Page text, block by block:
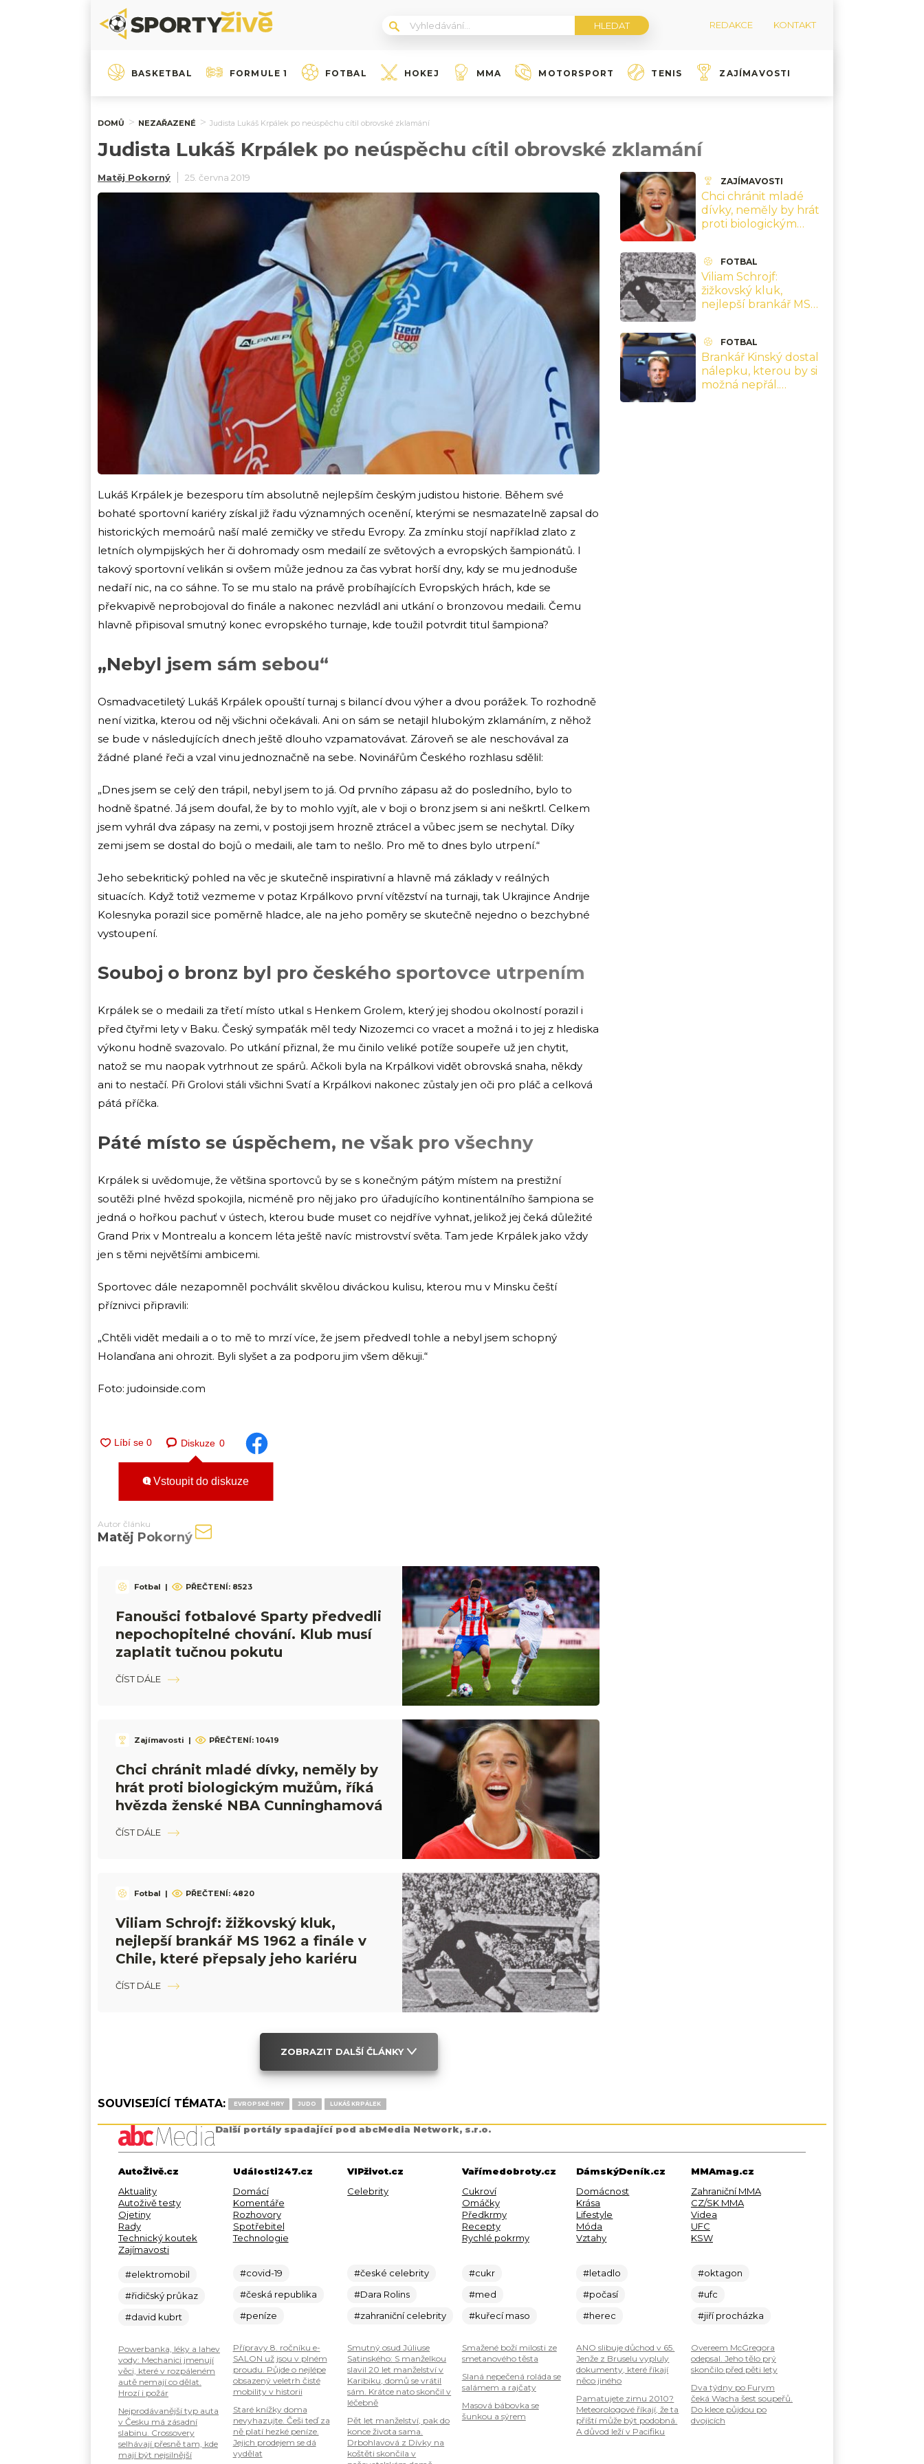
REDAKCE KONTAKT
BASKETBAL FORMULE 1 FOTBAL HOKEJ MMA MOTORSPORT TENIS ZAJÍMAVOSTI
DOMŮ NEZAŘAZENÉ Judista Lukáš Krpálek po neúspěchu cítil obrovské zklamání
Judista Lukáš Krpálek po neúspěchu cítil obrovské zklamání
Matěj Pokorný 25. června 2019
Lukáš Krpálek je bezesporu tím absolutně nejlepším českým judistou historie. Během své
bohaté sportovní kariéry získal již řadu významných ocenění, kterými se nesmazatelně zapsal do
historických memoárů naší malé zemičky ve středu Evropy. Za zmínku stojí například zlato z
letních olympijských her či dohromady osm medailí ze světových a evropských šampionátů. I
takový sportovní velikán si ovšem může jednou za čas vybrat horší dny, kdy se mu jednoduše
nedaří nic, na co sáhne. To se mu stalo na právě probíhajících Evropských hrách, kde se
překvapivě neprobojoval do finále a nakonec nezvládl ani utkání o bronzovou medaili. Čemu
hlavně připisoval smutný konec evropského turnaje, kde toužil potvrdit titul šampiona?
„Nebyl jsem sám sebou“
Osmadvacetiletý Lukáš Krpálek opouští turnaj s bilancí dvou výher a dvou porážek. To rozhodně
není vizitka, kterou od něj všichni očekávali. Ani on sám se netajil hlubokým zklamáním, z něhož
se bude v následujících dnech ještě dlouho vzpamatovávat. Zároveň se ale neschovával za
žádné plané řeči a vzal vinu jednoznačně na sebe. Novinářům Českého rozhlasu sdělil:
„Dnes jsem se celý den trápil, nebyl jsem to já. Od prvního zápasu až do posledního, bylo to
hodně špatné. Já jsem doufal, že by to mohlo vyjít, ale v boji o bronz jsem si ani neškrtl. Celkem
jsem vyhrál dva zápasy na zemi, v postoji jsem hrozně ztrácel a vůbec jsem se nechytal. Díky
zemi jsem se dostal do bojů o medaili, ale tam to nešlo. Pro mě to dnes bylo utrpení.“
Jeho sebekritický pohled na věc je skutečně inspirativní a hlavně má základy v reálných
situacích. Když totiž vezmeme v potaz Krpálkovo první vítězství na turnaji, tak Ukrajince Andrije
Kolesnyka porazil sice poměrně hladce, ale na jeho poměry se skutečně nejedno o bezchybné
vystoupení.
Souboj o bronz byl pro českého sportovce utrpením
Krpálek se o medaili za třetí místo utkal s Henkem Grolem, který jej shodou okolností porazil i
před čtyřmi lety v Baku. Český sympaťák měl tedy Nizozemci co vracet a možná i to jej z hlediska
výkonu hodně svazovalo. Po utkání přiznal, že mu činilo veliké potíže soupeře už jen chytit,
natož se mu naopak vytrhnout ze spárů. Ačkoli byla na Krpálkovi vidět obrovská snaha, někdy
ani to nestačí. Při Grolovi stáli všichni Svatí a Krpálkovi nakonec zůstaly jen oči pro pláč a celková
pátá příčka.
Páté místo se úspěchem, ne však pro všechny
Krpálek si uvědomuje, že většina sportovců by se s konečným pátým místem na prestižní
soutěži plné hvězd spokojila, nicméně pro něj jako pro úřadujícího kontinentálního šampiona se
jedná o hořkou pachuť v ústech, kterou bude muset co nejdříve vyhnat, jelikož jej čeká důležité
Grand Prix v Montrealu a koncem léta ještě navíc mistrovství světa. Tam jede Krpálek jako vždy
jen s těmi největšími ambicemi.
Sportovec dále nezapomněl pochválit skvělou diváckou kulisu, kterou mu v Minsku čeští
příznivci připravili:
„Chtěli vidět medaili a o to mě to mrzí více, že jsem předvedl tohle a nebyl jsem schopný
Holanďana ani ohrozit. Byli slyšet a za podporu jim všem děkuji.“
Foto: judoinside.com
Diskuze 0
Vstoupit do diskuze
Autor článku
Matěj Pokorný
Fotbal | PŘEČTENÍ: 8523
Fanoušci fotbalové Sparty předvedli
nepochopitelné chování. Klub musí
zaplatit tučnou pokutu
ČÍST DÁLE
Zajímavosti | PŘEČTENÍ: 10419
Chci chránit mladé dívky, neměly by
hrát proti biologickým mužům, říká
hvězda ženské NBA Cunninghamová
ČÍST DÁLE
Fotbal | PŘEČTENÍ: 4820
Viliam Schrojf: žižkovský kluk,
nejlepší brankář MS 1962 a finále v
Chile, které přepsaly jeho kariéru
ČÍST DÁLE
ZOBRAZIT DALŠÍ ČLÁNKY
SOUVISEJÍCÍ TÉMATA: EVROPSKÉ HRY JUDO LUKÁŠ KRPÁLEK
ZAJÍMAVOSTI
Chci chránit mladé
dívky, neměly by hrát
proti biologickým
Cunninghamová
FOTBAL
Viliam Schrojf:
žižkovský kluk,
nejlepší brankář MS
kariéru
FOTBAL
Brankář Kinský dostal
nálepku, kterou by si
možná nepřál.
Další portály spadající pod abcMedia Network, s.r.o.
AutoŽivě.cz
Aktuality
Autoživě testy
Ojetiny
Rady
Technický koutek
Zajímavosti
#elektromobil
#řidičský průkaz
#david kubrt
Powerbanka, léky a lahev
vody: Mechanici jmenují
věci, které v rozpáleném
autě nemají co dělat.
Hrozí i požár
Nejprodávanější typ auta
v Česku má zásadní
slabinu. Crossovery
selhávají přesně tam, kde
mají být nejsilnější
Události247.cz
Domácí
Komentáře
Rozhovory
Spotřebitel
Technologie
#covid-19
#česká republika
#peníze
Přípravy 8. ročníku e-
SALON už jsou v plném
proudu. Půjde o nejlépe
obsazený veletrh čisté
mobility v historii
Staré knížky doma
nevyhazujte. Češi teď za
ně platí hezké peníze.
Jejich prodejem se dá
vydělat
VIPživot.cz
Celebrity
#české celebrity
#Dara Rolins
#zahraniční celebrity
Smutný osud Júliuse
Satinského: S manželkou
slavil 20 let manželství v
Karibiku, domů se vrátil
sám. Krátce nato skončil v
léčebně
Pět let manželství, pak do
konce života sama.
Drbohlavová z Dívky na
koštěti skončila v
Vařímedobroty.cz
Cukroví
Omáčky
Předkrmy
Recepty
Rychlé pokrmy
#cukr
#med
#kuřecí maso
Smažené boží milosti ze
smetanového těsta
Slaná nepečená roláda se
salámem a rajčaty
Masová bábovka se
šunkou a sýrem
DámskýDeník.cz
Domácnost
Krása
Lifestyle
Móda
Vztahy
#letadlo
#počasí
#herec
ANO slibuje důchod v 65.
Jenže z Bruselu vypluly
dokumenty, které říkají
něco jiného
Pamatujete zimu 2010?
Meteorologové říkají, že ta
příští může být podobná.
A důvod leží v Pacifiku
MMAmag.cz
Zahraniční MMA
CZ/SK MMA
Videa
UFC
KSW
#oktagon
#ufc
#jiří procházka
Overeem McGregora
odepsal. Jeho tělo prý
skončilo před pěti lety
Dva týdny po Furym
čeká Wacha šest soupeřů.
Do klece půjdou po
dvojicích